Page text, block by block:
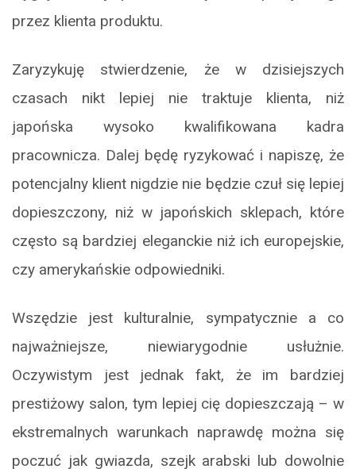
przez klienta produktu.
Zaryzykuję stwierdzenie, że w dzisiejszych
czasach nikt lepiej nie traktuje klienta, niż
japońska wysoko kwalifikowana kadra
pracownicza. Dalej będę ryzykować i napiszę, że
potencjalny klient nigdzie nie będzie czuł się lepiej
dopieszczony, niż w japońskich sklepach, które
często są bardziej eleganckie niż ich europejskie,
czy amerykańskie odpowiedniki.
Wszędzie jest kulturalnie, sympatycznie a co
najważniejsze, niewiarygodnie usłużnie.
Oczywistym jest jednak fakt, że im bardziej
prestiżowy salon, tym lepiej cię dopieszczają – w
ekstremalnych warunkach naprawdę można się
poczuć jak gwiazda, szejk arabski lub dowolnie